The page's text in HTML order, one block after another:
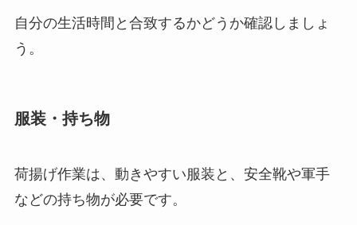
自分の生活時間と合致するかどうか確認しましょ
う。
服装・持ち物
荷揚げ作業は、動きやすい服装と、安全靴や軍手
などの持ち物が必要です。